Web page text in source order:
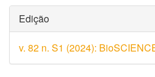
Detalhes
do
artigo
Edição
v. 82 n. S1 (2024):